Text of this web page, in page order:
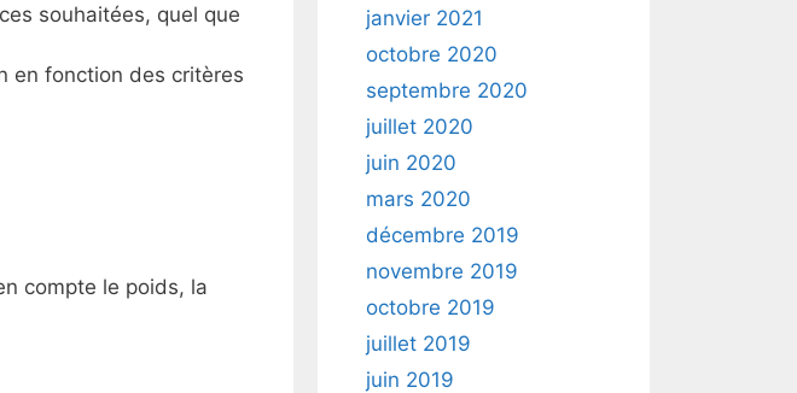
souhaitées, quel que
en fonction des critères
compte le poids, la
janvier 2021
octobre 2020
septembre 2020
juillet 2020
juin 2020
mars 2020
décembre 2019
novembre 2019
octobre 2019
juillet 2019
juin 2019